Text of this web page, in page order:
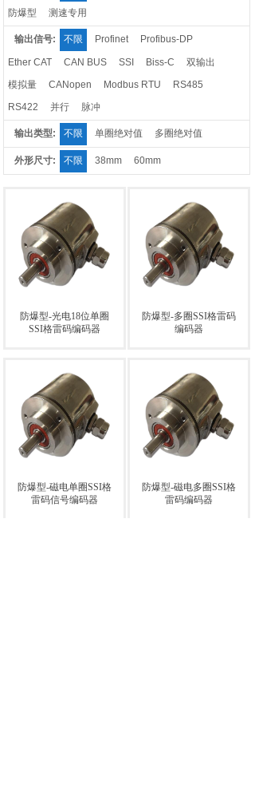
防爆型 测速专用
输出信号: 不限 Profinet Profibus-DP
Ether CAT CAN BUS SSI Biss-C
双输出
模拟量
CANopen Modbus RTU
RS485
RS422
并行 脉冲
输出类型: 不限 单圈绝对值 多圈绝对值
外形尺寸: 不限 38mm 60mm
防爆型-光电18位单圈
SSI格雷码编码器
防爆型-多圈SSI格雷码
编码器
防爆型-磁电单圈SSI格
雷码信号编码器
防爆型-磁电多圈SSI格
雷码编码器